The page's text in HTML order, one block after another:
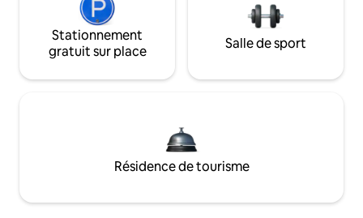
Stationnement
gratuit sur place
Salle de sport
Résidence de tourisme